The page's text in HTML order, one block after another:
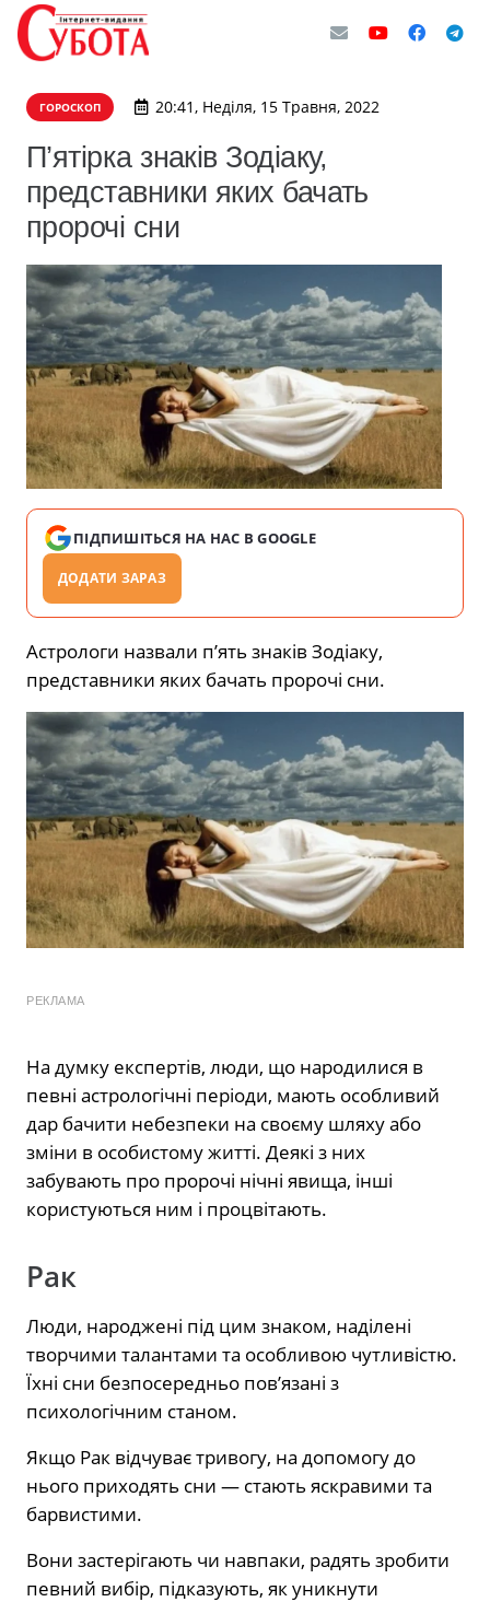
ГОРОСКОП 20:41, Неділя, 15 Травня, 2022
П’ятірка знаків Зодіаку,
представники яких бачать
пророчі сни
ПІДПИШІТЬСЯ НА НАС В GOOGLE
ДОДАТИ ЗАРАЗ
Астрологи назвали п’ять знаків Зодіаку,
представники яких бачать пророчі сни.
РЕКЛАМА
На думку експертів, люди, що народилися в
певні астрологічні періоди, мають особливий
дар бачити небезпеки на своєму шляху або
зміни в особистому житті. Деякі з них
забувають про пророчі нічні явища, інші
користуються ним і процвітають.
Рак
Люди, народжені під цим знаком, наділені
творчими талантами та особливою чутливістю.
Їхні сни безпосередньо пов’язані з
психологічним станом.
Якщо Рак відчуває тривогу, на допомогу до
нього приходять сни — стають яскравими та
барвистими.
Вони застерігають чи навпаки, радять зробити
певний вибір, підказують, як уникнути